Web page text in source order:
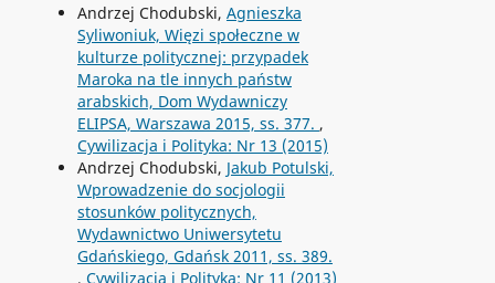
Andrzej Chodubski, Agnieszka
Syliwoniuk, Więzi społeczne w
kulturze politycznej: przypadek
Maroka na tle innych państw
arabskich, Dom Wydawniczy
ELIPSA, Warszawa 2015, ss. 377. ,
Cywilizacja i Polityka: Nr 13 (2015)
Andrzej Chodubski, Jakub Potulski,
Wprowadzenie do socjologii
stosunków politycznych,
Wydawnictwo Uniwersytetu
Gdańskiego, Gdańsk 2011, ss. 389.
, Cywilizacja i Polityka: Nr 11 (2013)